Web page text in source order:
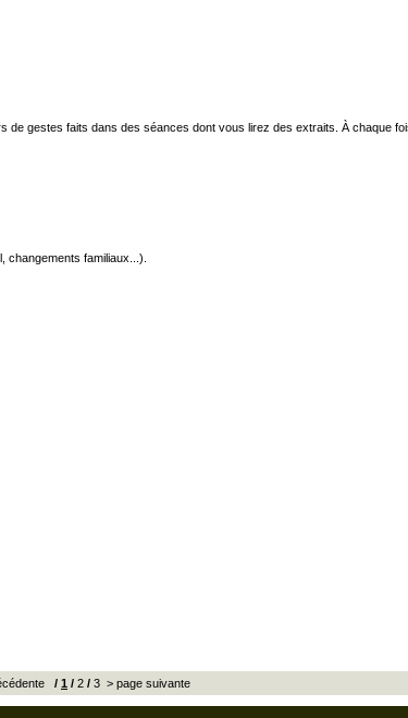
gestes faits dans des séances dont vous lirez des extraits. À chaque
changements familiaux...).
/ 1 / 2 / 3 > page suivante